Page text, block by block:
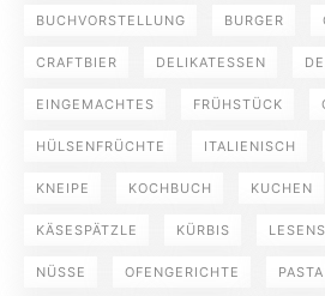
BUCHVORSTELLUNG BURGER
CRAFTBIER DELIKATESSEN
EINGEMACHTES FRÜHSTÜCK
HÜLSENFRÜCHTE ITALIENISCH
KNEIPE KOCHBUCH KUCHEN
KÄSESPÄTZLE KÜRBIS
NÜSSE OFENGERICHTE PASTA